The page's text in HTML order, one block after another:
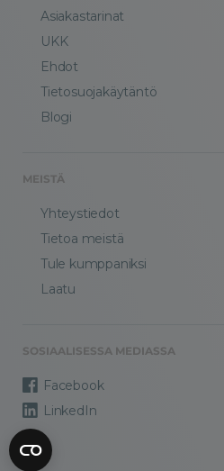
Asiakastarinat
UKK
Ehdot
Tietosuojakäytäntö
Blogi
MEISTÄ
Yhteystiedot
Tietoa meistä
Tule kumppaniksi
Laatu
SOSIAALISESSA MEDIASSA
Facebook
LinkedIn